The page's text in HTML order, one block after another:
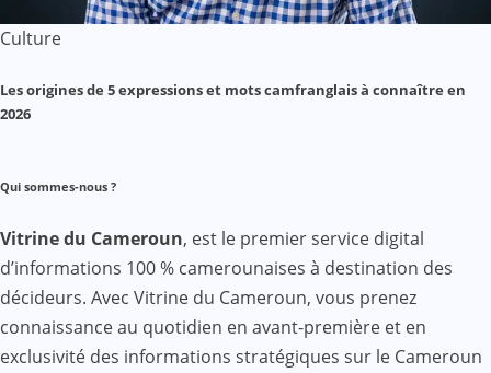
Culture
Les origines de 5 expressions et mots camfranglais à connaître en
2026
Qui sommes-nous ?
Vitrine du Cameroun, est le premier service digital
d’informations 100 % camerounaises à destination des
décideurs. Avec Vitrine du Cameroun, vous prenez
connaissance au quotidien en avant-première et en
exclusivité des informations stratégiques sur le Cameroun